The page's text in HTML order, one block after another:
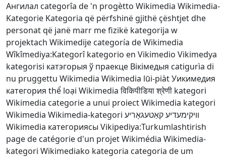
Ангилал categorîa de 'n progètto Wikimedia Wikimedia-
Kategorie Kategoria që përfshinë gjithë çështjet dhe
personat që janë marr me fizikë kategorija w
projektach Wikimedije categoría de Wikimedia
Wîkîmediya:Kategorî kategorio en Vikimedio Vikimedya
kategorisi катэгорыя ў праекце Вікімедыя catigurìa di
nu pruggettu Wikimedia Wikimedia lūi-pia̍tУикимедия
категория thể loại Wikimedia विकिपीडिया श्रेणी kategori
Wikimedia categorie a unui proiect Wikimedia kategori
Wikimedia Wikimedia-kategori וויקימעדיע קאַטעגאָריע
Wikimedia категориясы Vikipediya:Turkumlashtirish
page de catégorie d'un projet Wikimédia Wikimedia-
kategori Wikimediako kategoria categoria de um